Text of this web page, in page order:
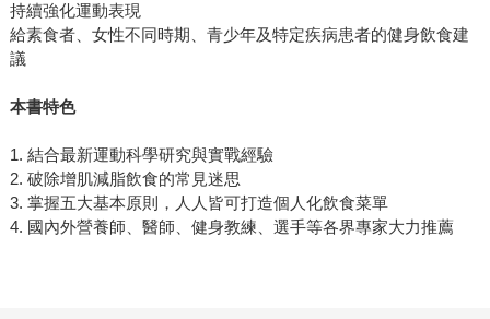
持續強化運動表現
給素食者、女性不同時期、青少年及特定疾病患者的健身飲食建
議
本書特色
1. 結合最新運動科學研究與實戰經驗
2. 破除增肌減脂飲食的常見迷思
3. 掌握五大基本原則，人人皆可打造個人化飲食菜單
4. 國內外營養師、醫師、健身教練、選手等各界專家大力推薦